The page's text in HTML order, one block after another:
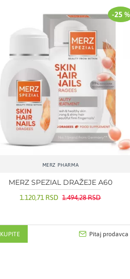
-25 %
MERZ PHARMA
MERZ SPEZIAL DRAŽEJE A60
1.120,71 RSD 1.494,28 RSD
KUPITE Pitaj prodavca